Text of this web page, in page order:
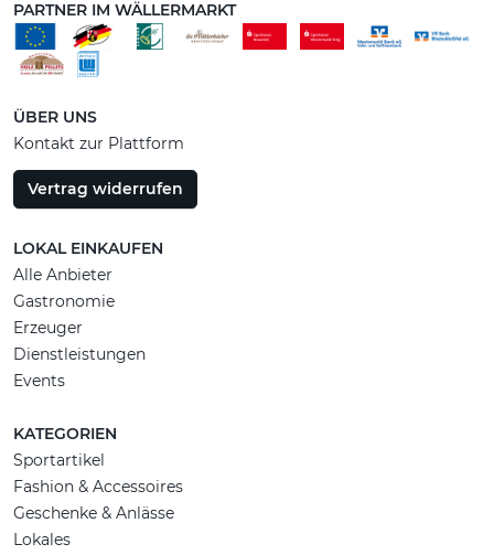
PARTNER IM WÄLLERMARKT
ÜBER UNS
Kontakt zur Plattform
Vertrag widerrufen
LOKAL EINKAUFEN
Alle Anbieter
Gastronomie
Erzeuger
Dienstleistungen
Events
KATEGORIEN
Sportartikel
Fashion & Accessoires
Geschenke & Anlässe
Lokales